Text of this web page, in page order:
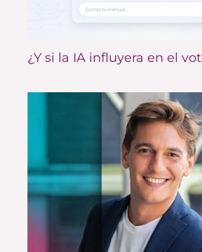
¿Y si la IA influyera en el